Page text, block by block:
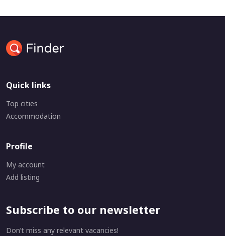
Quick links
Top cities
Accommodation
Profile
My account
Add listing
Subscribe to our newsletter
Don’t miss any relevant vacancies!